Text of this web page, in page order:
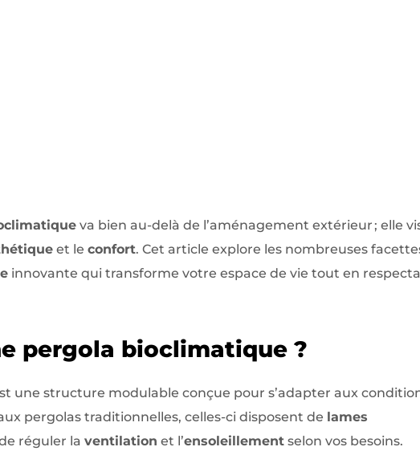
va bien au-delà de l’aménagement extérieur ; elle
et le confort. Cet article explore les nombreuses
innovante qui transforme votre espace de vie tout en
pergola bioclimatique ?
une structure modulable conçue pour s’adapter aux
pergolas traditionnelles, celles-ci disposent de lames
réguler la ventilation et l’ensoleillement selon vos besoins.